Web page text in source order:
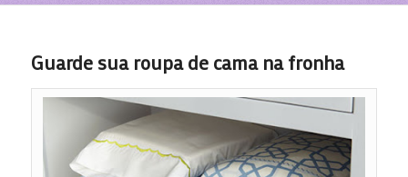
Guarde sua roupa de cama na fronha